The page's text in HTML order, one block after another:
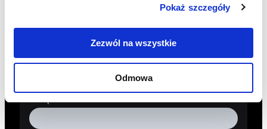
Pokaż szczegóły
Zezwól na wszystkie
Odmowa
Imię